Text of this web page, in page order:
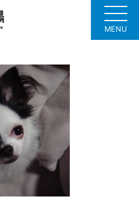
MENU